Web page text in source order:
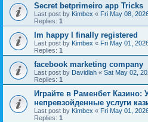
Secret betprimeiro app Tricks
Last post by Kimbex « Fri May 08,
Replies: 1
Im happy I finally registered
Last post by Kimbex « Fri May 01,
Replies: 1
facebook marketing company
Last post by Davidlah « Sat May 02,
Replies: 1
Играйте в Раменбет Казино:
непревзойденные услуги
Last post by Kimbex « Fri May 01,
Replies: 1